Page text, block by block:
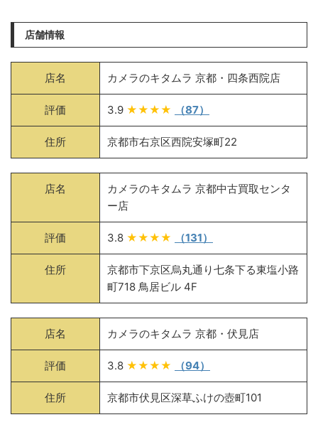
店舗情報
店名 カメラのキタムラ 京都・四条西院店
評価 3.9 ★★★★ （87）
住所 京都市右京区西院安塚町22
店名
カメラのキタムラ 京都中古買取センタ
ー店
評価 3.8 ★★★★ （131）
住所
京都市下京区烏丸通り七条下る東塩小路
町718 鳥居ビル 4F
店名 カメラのキタムラ 京都・伏見店
評価 3.8 ★★★★ （94）
住所 京都市伏見区深草ふけの壺町101